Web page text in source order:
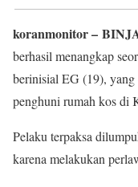
koranmonitor–
berhasil menangkap
berinisial EG (19),
penghuni rumah kos di
Pelaku terpaksa
karena melakukan